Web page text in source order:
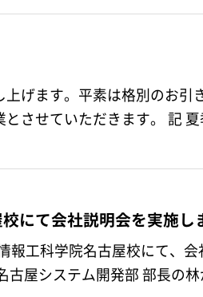
げます。平素は格別のお引
にて会社説明会を実施し
報工科学院名古屋校にて、
名古屋システム開発部 部長